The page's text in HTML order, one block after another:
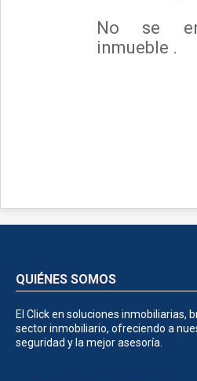
No se
inmueble .
QUIÉNES SOMOS
El Click en soluciones inmobiliarias,
sector inmobiliario, ofreciendo a
seguridad y la mejor asesoría.